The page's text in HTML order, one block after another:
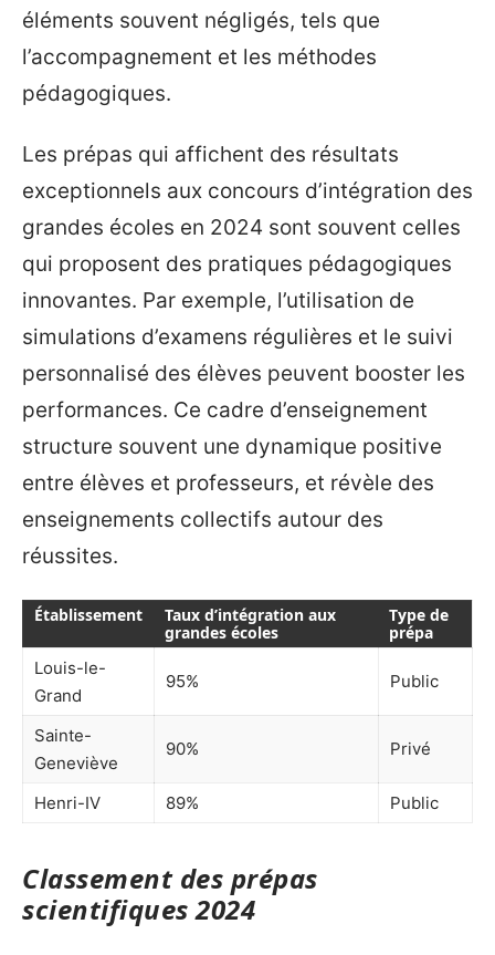
éléments souvent négligés, tels que
l’accompagnement et les méthodes
pédagogiques.
Les prépas qui affichent des résultats
exceptionnels aux concours d’intégration des
grandes écoles en 2024 sont souvent celles
qui proposent des pratiques pédagogiques
innovantes. Par exemple, l’utilisation de
simulations d’examens régulières et le suivi
personnalisé des élèves peuvent booster les
performances. Ce cadre d’enseignement
structure souvent une dynamique positive
entre élèves et professeurs, et révèle des
enseignements collectifs autour des
réussites.
Établissement
Taux d’intégration aux
grandes écoles
Type de
prépa
Louis-le-
Grand
95% Public
Sainte-
Geneviève
90% Privé
Henri-IV 89% Public
Classement des prépas
scientifiques 2024